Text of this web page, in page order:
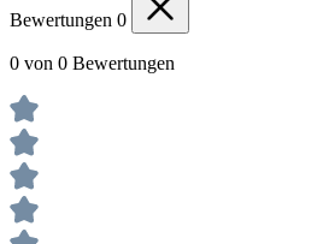
Bewertungen 0
0 von 0 Bewertungen